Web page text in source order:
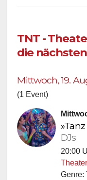
TNT -
die
Mittwoch, 19.
(1 Event)
DJs
20:00
Genre: